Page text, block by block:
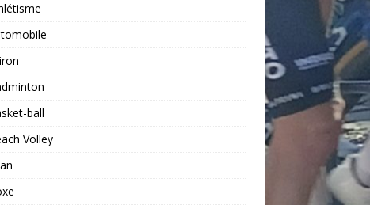
ball
Volley